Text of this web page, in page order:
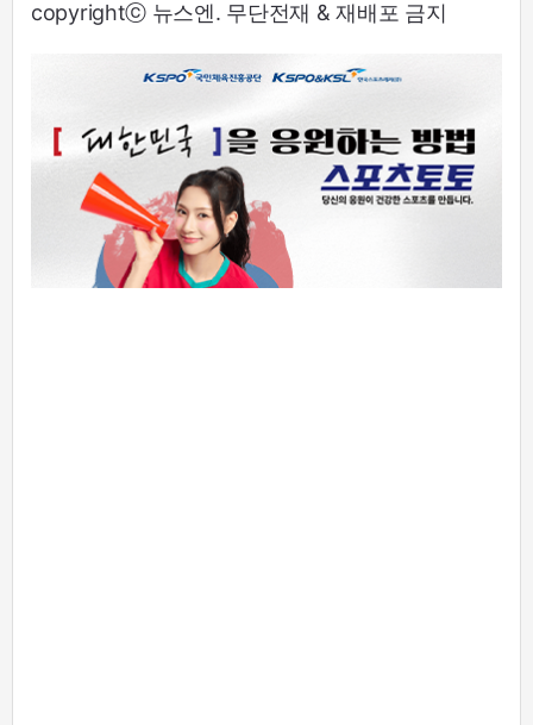
copyrightⓒ 뉴스엔. 무단전재 & 재배포 금지